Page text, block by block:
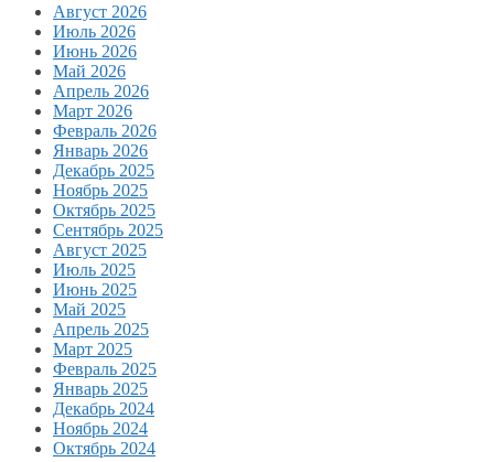
Август 2026
Июль 2026
Июнь 2026
Май 2026
Апрель 2026
Март 2026
Февраль 2026
Январь 2026
Декабрь 2025
Ноябрь 2025
Октябрь 2025
Сентябрь 2025
Август 2025
Июль 2025
Июнь 2025
Май 2025
Апрель 2025
Март 2025
Февраль 2025
Январь 2025
Декабрь 2024
Ноябрь 2024
Октябрь 2024